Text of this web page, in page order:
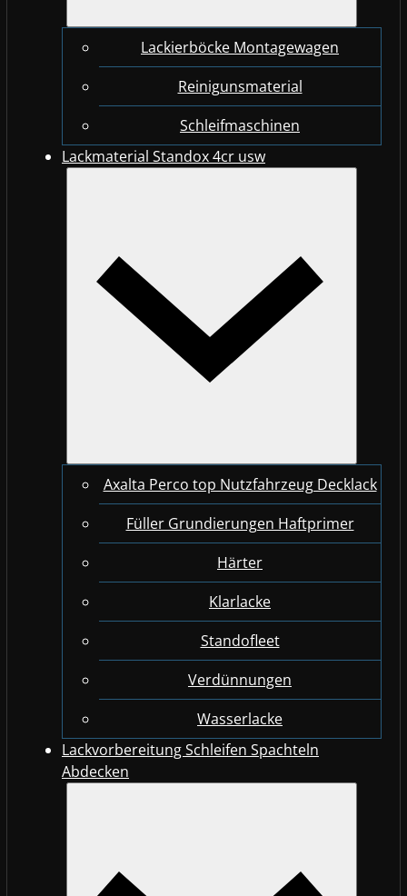
Lackierböcke Montagewagen
Reinigunsmaterial
Schleifmaschinen
Lackmaterial Standox 4cr usw
Axalta Perco top Nutzfahrzeug Decklack
Füller Grundierungen Haftprimer
Härter
Klarlacke
Standofleet
Verdünnungen
Wasserlacke
Lackvorbereitung Schleifen Spachteln
Abdecken